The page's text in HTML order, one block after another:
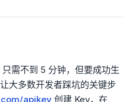
需不到 5 分钟，但要成功生
大多数开发者踩坑的关键步
apikey 创建 Key，在